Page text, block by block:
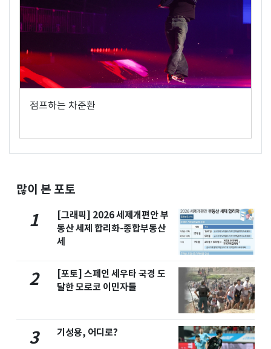
점프하는 차준환
많이 본 포토
1
[그래픽] 2026 세제개편안 부
동산 세제 합리화-종합부동산
세
2
[포토] 스페인 세우타 국경 도
달한 모로코 이민자들
3 기성용, 어디로?